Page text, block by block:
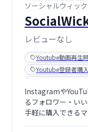
ソーシャルウィック
レビューなし
Youtube動画再生
Youtube登録者購
Facebookフォロ
SNSフォロワー購
Instagramや
るフォロワー・い
手軽に購入できる